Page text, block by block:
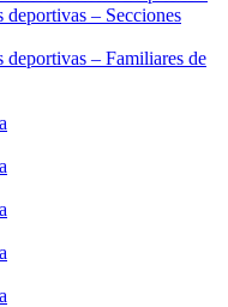
deportivas – Secciones
deportivas – Familiares de